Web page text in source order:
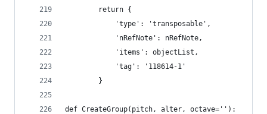
        return {
            'type': 'transposable',
            'nRefNote': nRefNote,
            'items': objectList,
            'tag': '118614-1'
        }
def CreateGroup(pitch, alter, octave=''):